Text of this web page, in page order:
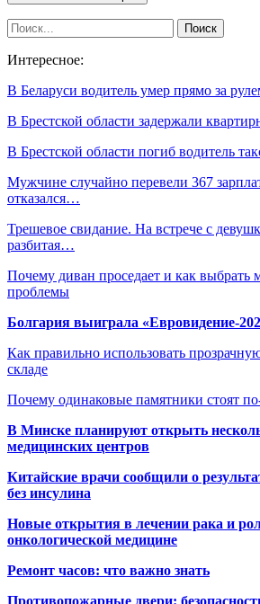
Интересное:
В Беларуси водитель умер прямо за
В Брестской области задержали
В Брестской области погиб водитель
Мужчине случайно перевели 367
отказался…
Трешевое свидание. На встрече с
разбитая…
Почему диван проседает и как выбрать
проблемы
Болгария выиграла «Евровидение-
Как правильно использовать
складе
Почему одинаковые памятники стоят
В Минске планируют открыть
медицинских центров
Китайские врачи сообщили о
без инсулина
Новые открытия в лечении рака и
онкологической медицине
Ремонт часов: что важно знать
Противопожарные двери: